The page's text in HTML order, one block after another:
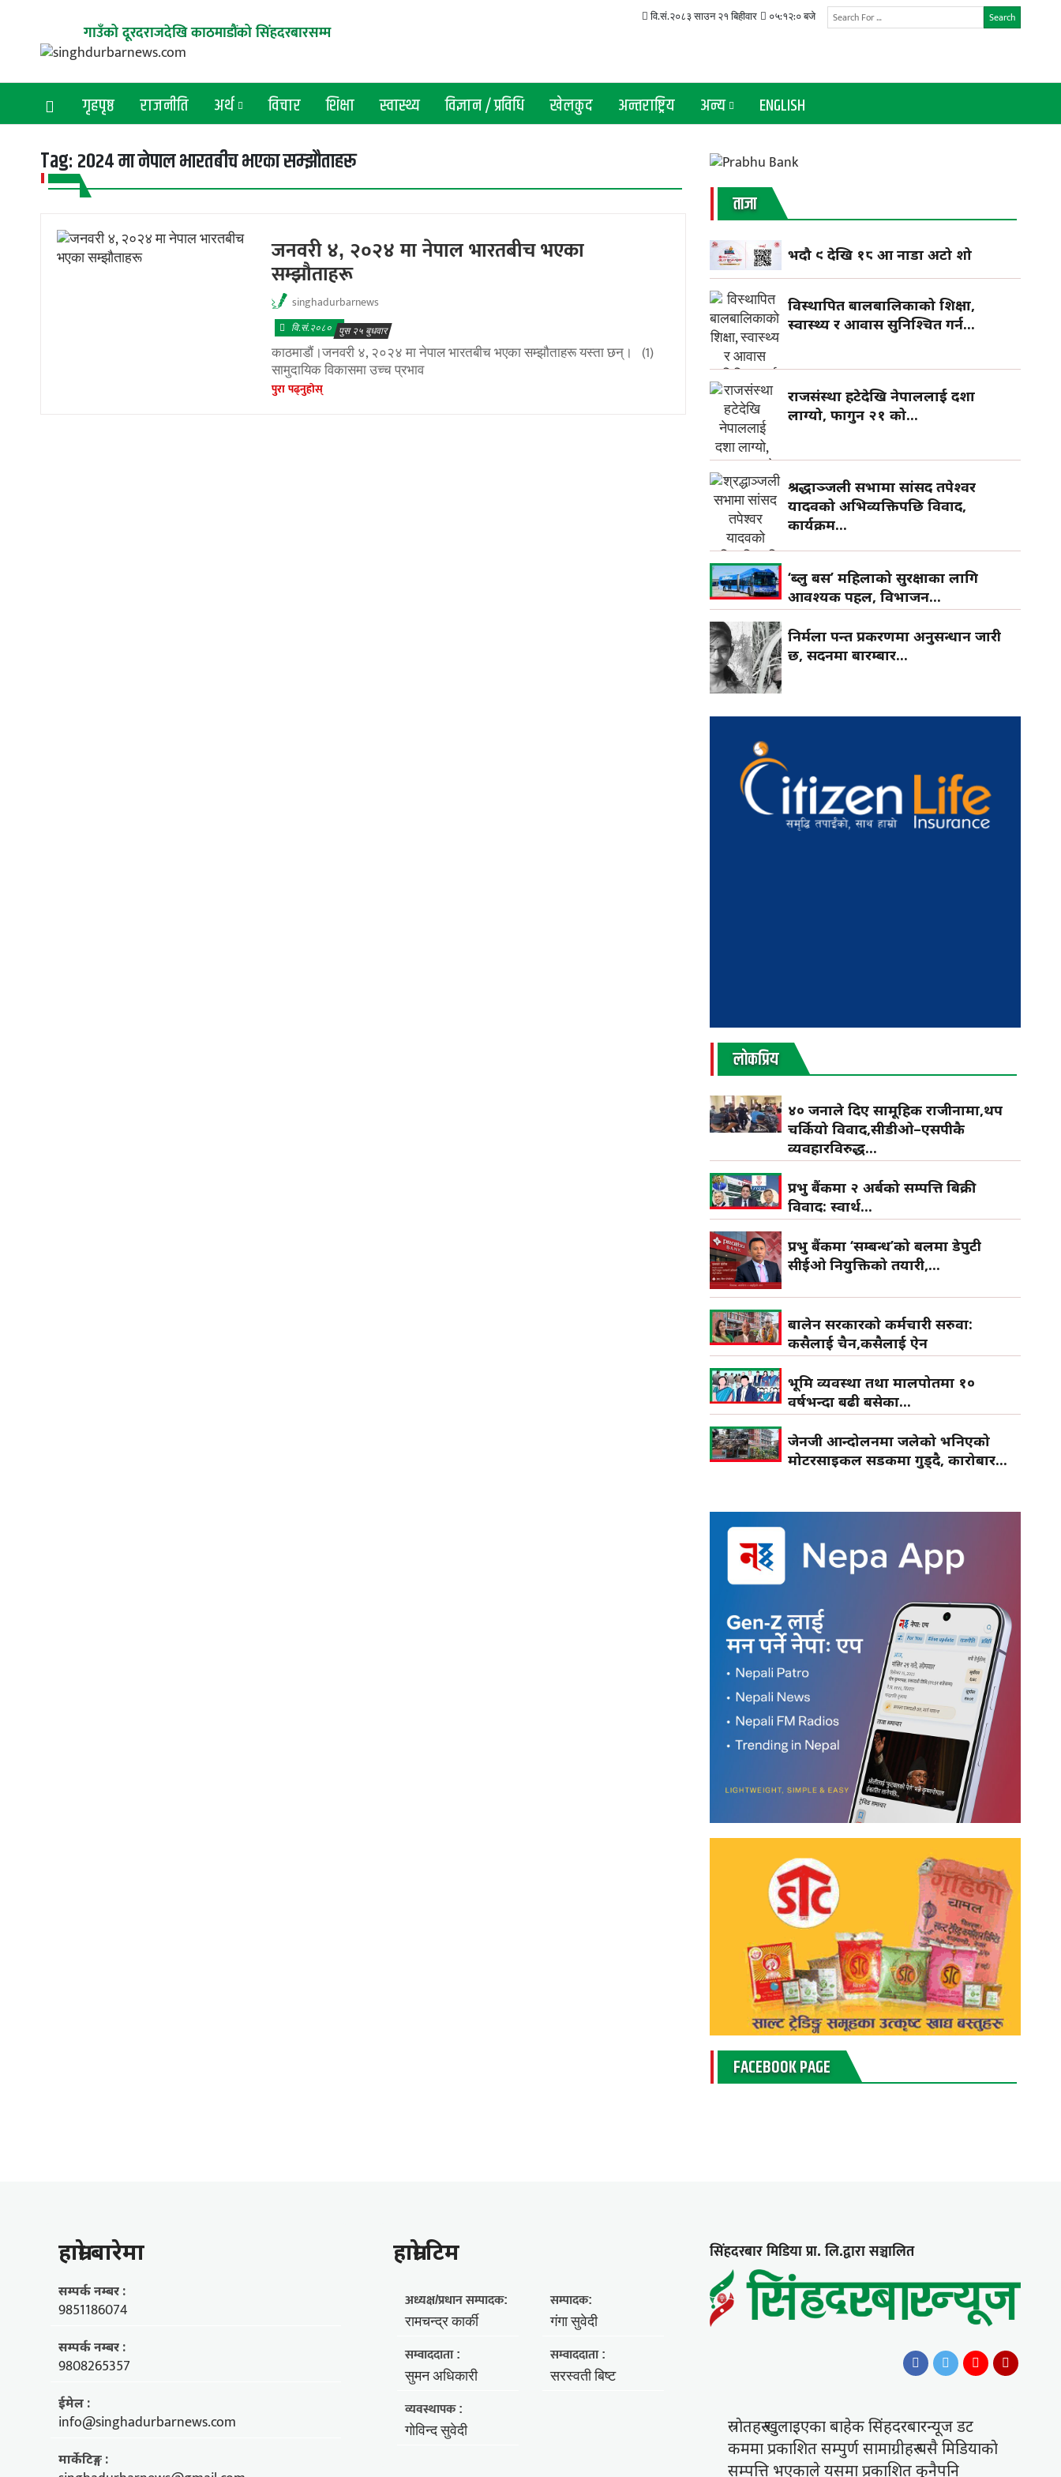
गाउँको दूरदराजदेखि काठमाडौंको सिंहदरबारसम्म
Search
वि.सं.२०८३ साउन २१ बिहीवार ०५:१२:०१ बजे
गृहपृष्ठ राजनीति अर्थ विचार शिक्षा स्वास्थ्य विज्ञान / प्रविधि खेलकुद अन्तराष्ट्रिय अन्य ENGLISH
Tag: २०२४ मा नेपाल भारतबीच भएका सम्झौताहरू
जनवरी ४, २०२४ मा नेपाल भारतबीच भएका
सम्झौताहरू
singhadurbarnews
वि.सं.२०८० पुस २५ बुधवार
काठमाडौं।जनवरी ४, २०२४ मा नेपाल भारतबीच भएका सम्झौताहरू यस्ता छन्। (1)
सामुदायिक विकासमा उच्‍च प्रभाव
पुरा पढ्नुहाेस्
ताजा
भदौ ९ देखि १८ औँ नाडा अटो शो
विस्थापित बालबालिकाको शिक्षा,
स्वास्थ्य र आवास सुनिश्चित गर्न...
राजसंस्था हटेदेखि नेपाललाई दशा
लाग्यो, फागुन २१ को...
श्रद्धाञ्जली सभामा सांसद तपेश्वर
यादवको अभिव्यक्तिपछि विवाद,
कार्यक्रम...
‘ब्लु बस’ महिलाको सुरक्षाका लागि
आवश्यक पहल, विभाजन...
निर्मला पन्त प्रकरणमा अनुसन्धान जारी
छ, सदनमा बारम्बार...
लाेकप्रिय
४० जनाले दिए सामूहिक राजीनामा,थप
चर्कियो विवाद,सीडीओ–एसपीकै
व्यवहारविरुद्ध...
प्रभु बैंकमा २ अर्बको सम्पत्ति बिक्री
विवाद: स्वार्थ...
प्रभु बैंकमा ‘सम्बन्ध’को बलमा डेपुटी
सीईओ नियुक्तिको तयारी,...
बालेन सरकारको कर्मचारी सरुवा:
कसैलाई चैन,कसैलाई ऐन
भूमि व्यवस्था तथा मालपोतमा १०
वर्षभन्दा बढी बसेका...
जेनजी आन्दोलनमा जलेको भनिएको
मोटरसाइकल सडकमा गुड्दै, कारोबार...
FACEBOOK PAGE
हाम्राे बारेमा
सम्पर्क नम्बर :
9851186074
सम्पर्क नम्बर :
9808265357
ईमेल :
info@singhadurbarnews.com
मार्केटिङ्ग :
हाम्राे टिम
अध्यक्ष/प्रधान सम्पादक:
रामचन्द्र कार्की
सम्पादक:
गंगा सुवेदी
सम्वाददाता :
सुमन अधिकारी
सम्वाददाता :
सरस्वती बिष्ट
व्यवस्थापक :
गोविन्द सुवेदी
सिंहदरबार मिडिया प्रा. लि.द्वारा सञ्चालित
स्राेतहरु खुलाइएका बाहेक सिंहदरबारन्यूज डट
कममा प्रकाशित सम्पुर्ण सामाग्रीहरु यसै मिडियाकाे
सम्पत्ति भएकाले यसमा प्रकाशित कुनैपनि